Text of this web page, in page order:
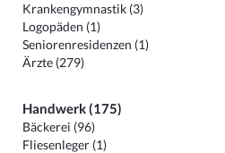
Krankengymnastik (3)
Logopäden (1)
Seniorenresidenzen (1)
Ärzte (279)
Handwerk (175)
Bäckerei (96)
Fliesenleger (1)